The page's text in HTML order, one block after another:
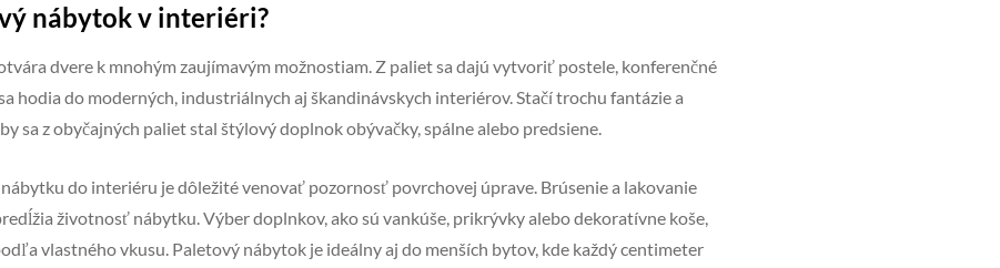
nábytok v interiéri?
dvere k mnohým zaujímavým možnostiam. Z paliet sa dajú vytvoriť postele, konferenčné
hodia do moderných, industriálnych aj škandinávskych interiérov. Stačí trochu fantázie a
sa z obyčajných paliet stal štýlový doplnok obývačky, spálne alebo predsiene.
do interiéru je dôležité venovať pozornosť povrchovej úprave. Brúsenie a lakovanie
životnosť nábytku. Výber doplnkov, ako sú vankúše, prikrývky alebo dekoratívne koše,
vlastného vkusu. Paletový nábytok je ideálny aj do menších bytov, kde každý centimeter